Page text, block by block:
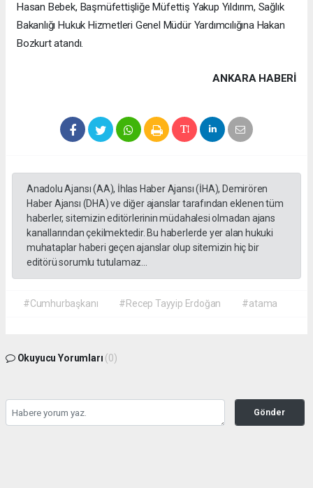
Hasan Bebek, Başmüfettişliğe Müfettiş Yakup Yıldırım, Sağlık
Bakanlığı Hukuk Hizmetleri Genel Müdür Yardımcılığına Hakan
Bozkurt atandı.
ANKARA HABERİ
Anadolu Ajansı (AA), İhlas Haber Ajansı (İHA), Demirören
Haber Ajansı (DHA) ve diğer ajanslar tarafından eklenen tüm
haberler, sitemizin editörlerinin müdahalesi olmadan ajans
kanallarından çekilmektedir. Bu haberlerde yer alan hukuki
muhataplar haberi geçen ajanslar olup sitemizin hiç bir
editörü sorumlu tutulamaz...
#Cumhurbaşkanı #Recep Tayyip Erdoğan #atama
Okuyucu Yorumları (0)
Gönder